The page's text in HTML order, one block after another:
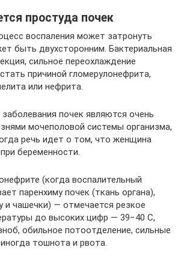
простуда почек
воспаления может затронуть
быть двухсторонним. Бактериальная
сильное переохлаждение
причиной гломерулонефрита,
или нефрита.
почек являются очень
мочеполовой системы организма,
речь идет о том, что женщина
беременности.
(когда воспалительный
паренхиму почек (ткань органа),
и чашечки) — отмечается резкое
до высоких цифр — 39−40 С,
обильное потоотделение, сильные
тошнота и рвота.